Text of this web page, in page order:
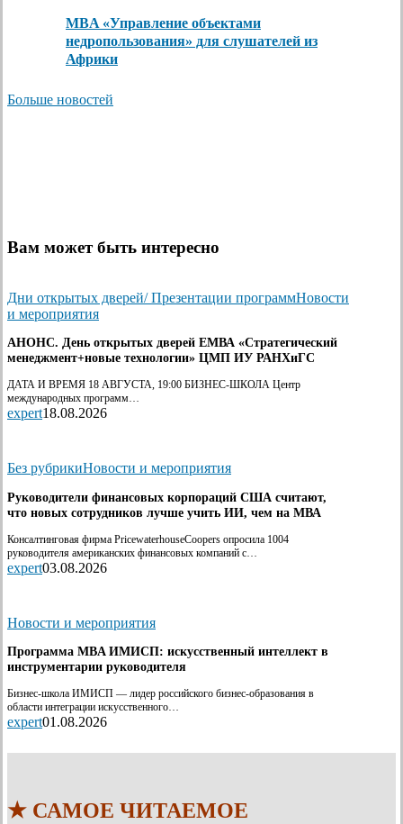
MBA «Управление объектами
недропользования» для слушателей из
Африки
Больше новостей
Вам может быть интересно
Дни открытых дверей/ Презентации программНовости
и мероприятия
АНОНС. День открытых дверей ЕМВА «Стратегический
менеджмент+новые технологии» ЦМП ИУ РАНХиГС
ДАТА И ВРЕМЯ 18 АВГУСТА, 19:00 БИЗНЕС-ШКОЛА Центр
международных программ…
expert18.08.2026
Без рубрикиНовости и мероприятия
Руководители финансовых корпораций США считают,
что новых сотрудников лучше учить ИИ, чем на МВА
Консалтинговая фирма PricewaterhouseCoopers опросила 1004
руководителя американских финансовых компаний с…
expert03.08.2026
Новости и мероприятия
Программа MBA ИМИСП: искусственный интеллект в
инструментарии руководителя
Бизнес-школа ИМИСП — лидер российского бизнес-образования в
области интеграции искусственного…
expert01.08.2026
★ САМОЕ ЧИТАЕМОЕ